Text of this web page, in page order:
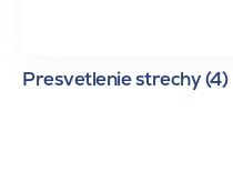
Presvetlenie strechy (4)